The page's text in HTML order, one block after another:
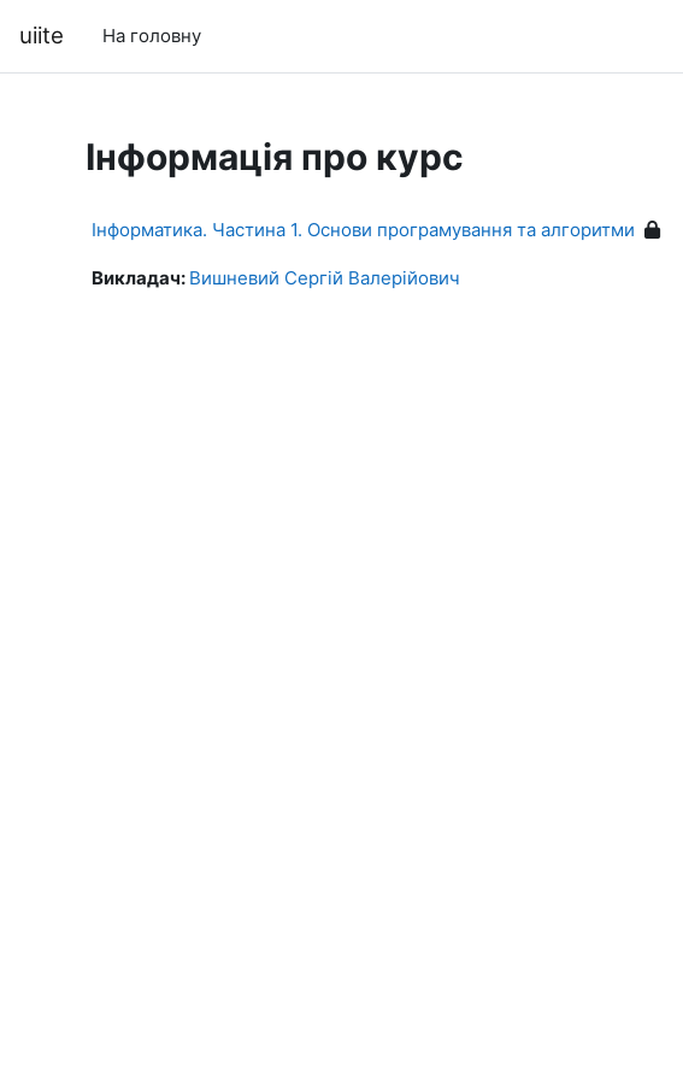
uiite На головну
Інформація про курс
Інформатика. Частина 1. Основи програмування та алгоритми
Викладач: Вишневий Сергій Валерійович